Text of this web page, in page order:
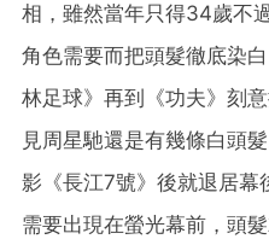
相，雖然當年只得34歲不
角色需要而把頭髮徹底染
林足球》再到《功夫》刻
見周星馳還是有幾條白頭
影《長江7號》後就退居幕
需要出現在螢光幕前，頭髮